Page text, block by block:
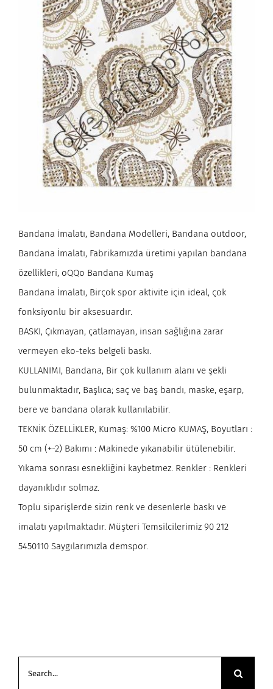
Bandana İmalatı, Bandana Modelleri, Bandana outdoor,
Bandana İmalatı, Fabrikamızda üretimi yapılan bandana
özellikleri, oQQo Bandana Kumaş
Bandana İmalatı, Birçok spor aktivite için ideal, çok
fonksiyonlu bir aksesuardır.
BASKI, Çıkmayan, çatlamayan, insan sağlığına zarar
vermeyen eko-teks belgeli baskı.
KULLANIMI, Bandana, Bir çok kullanım alanı ve şekli
bulunmaktadır, Başlıca; saç ve baş bandı, maske, eşarp,
bere ve bandana olarak kullanılabilir.
TEKNİK ÖZELLİKLER, Kumaş: %100 Micro KUMAŞ, Boyutları :
50 cm (+-2) Bakımı : Makinede yıkanabilir ütülenebilir.
Yıkama sonrası esnekliğini kaybetmez. Renkler : Renkleri
dayanıklıdır solmaz.
Toplu siparişlerde sizin renk ve desenlerle baskı ve
imalatı yapılmaktadır. Müşteri Temsilcilerimiz 90 212
5450110 Saygılarımızla demspor.